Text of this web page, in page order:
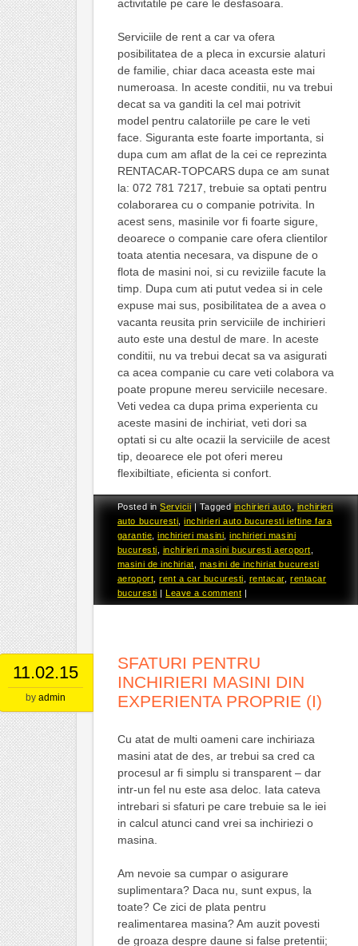
activitatile pe care le desfasoara.
Serviciile de rent a car va ofera
posibilitatea de a pleca in excursie alaturi
de familie, chiar daca aceasta este mai
numeroasa. In aceste conditii, nu va trebui
decat sa va ganditi la cel mai potrivit
model pentru calatoriile pe care le veti
face. Siguranta este foarte importanta, si
dupa cum am aflat de la cei ce reprezinta
RENTACAR-TOPCARS dupa ce am sunat
la: 072 781 7217, trebuie sa optati pentru
colaborarea cu o companie potrivita. In
acest sens, masinile vor fi foarte sigure,
deoarece o companie care ofera clientilor
toata atentia necesara, va dispune de o
flota de masini noi, si cu reviziile facute la
timp. Dupa cum ati putut vedea si in cele
expuse mai sus, posibilitatea de a avea o
vacanta reusita prin serviciile de inchirieri
auto este una destul de mare. In aceste
conditii, nu va trebui decat sa va asigurati
ca acea companie cu care veti colabora va
poate propune mereu serviciile necesare.
Veti vedea ca dupa prima experienta cu
aceste masini de inchiriat, veti dori sa
optati si cu alte ocazii la serviciile de acest
tip, deoarece ele pot oferi mereu
flexibiltiate, eficienta si confort.
Posted inServicii |Taggedinchirieri auto,inchirieri
auto bucuresti ,inchirieri auto bucuresti ieftine fara
garantie ,inchirieri masini ,inchirieri masini
bucuresti
inchirieri masini bucuresti aeroport
masini de inchiriat
masini de inchiriat bucuresti
aeroport ,rent a car bucuresti rentacar,rentacar
bucuresti |Leave a comment |
11.02.15
by admin
SFATURI PENTRU
INCHIRIERI MASINI DIN
EXPERIENTA PROPRIE (I)
Cu atat de multi oameni care inchiriaza
masini atat de des, ar trebui sa cred ca
procesul ar fi simplu si transparent – dar
intr-un fel nu este asa deloc. Iata cateva
intrebari si sfaturi pe care trebuie sa le iei
in calcul atunci cand vrei sa inchiriezi o
masina.
Am nevoie sa cumpar o asigurare
suplimentara? Daca nu, sunt expus, la
toate? Ce zici de plata pentru
realimentarea masina? Am auzit povesti
de groaza despre daune si false pretentii;